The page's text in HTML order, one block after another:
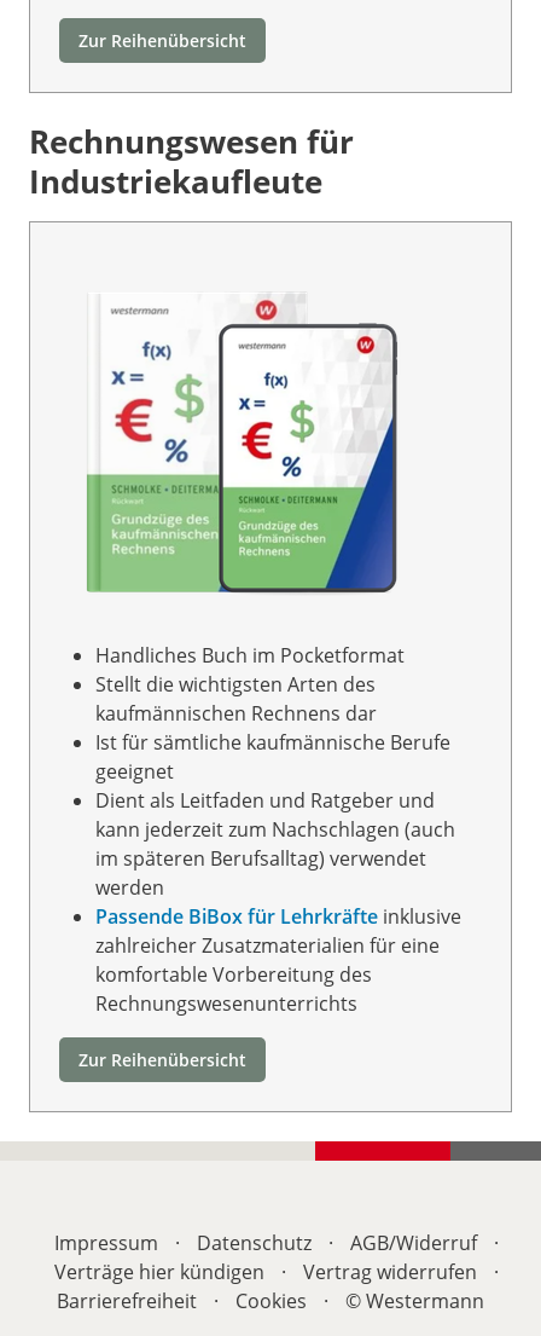
Zur Reihenübersicht
Rechnungswesen für
Industriekaufleute
Handliches Buch im Pocketformat
Stellt die wichtigsten Arten des
kaufmännischen Rechnens dar
Ist für sämtliche kaufmännische Berufe
geeignet
Dient als Leitfaden und Ratgeber und
kann jederzeit zum Nachschlagen (auch
im späteren Berufsalltag) verwendet
werden
Passende BiBox für Lehrkräfte inklusive
zahlreicher Zusatzmaterialien für eine
komfortable Vorbereitung des
Rechnungswesenunterrichts
Zur Reihenübersicht
Impressum · Datenschutz · AGB/Widerruf
·
Verträge hier kündigen
· Vertrag widerrufen
·
Barrierefreiheit
· Cookies · © Westermann